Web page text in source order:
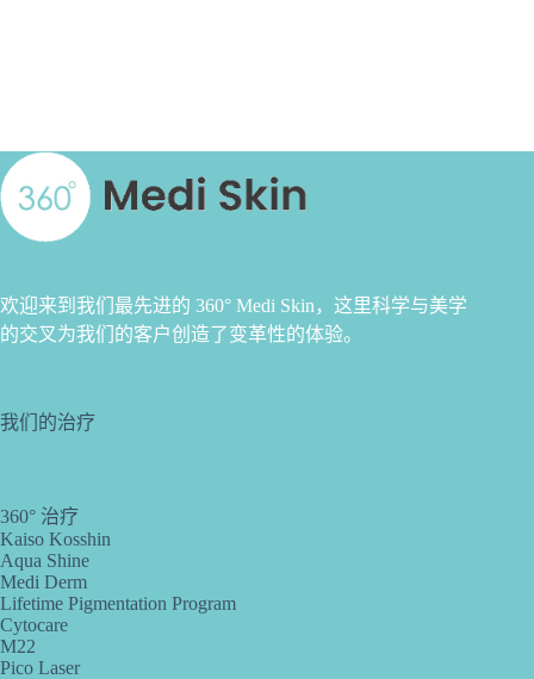
欢迎来到我们最先进的 360° Medi Skin，这里科学与美学
的交叉为我们的客户创造了变革性的体验。
我们的治疗
360° 治疗
Kaiso Kosshin
Aqua Shine
Medi Derm
Lifetime Pigmentation Program
Cytocare
M22
Pico Laser